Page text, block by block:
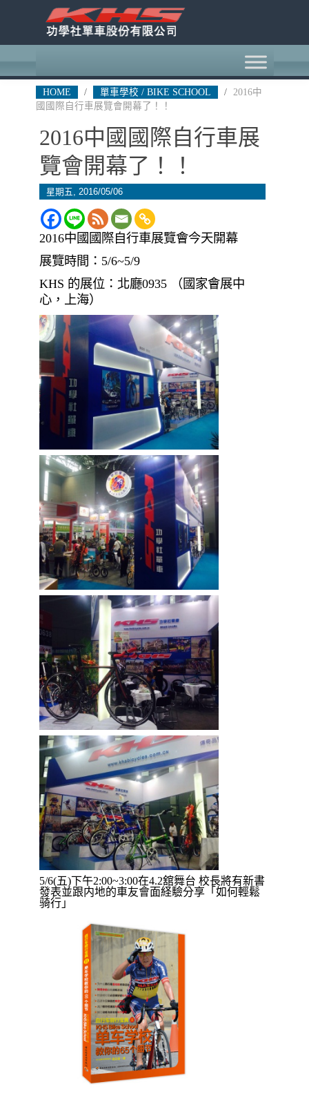
HOME / 單車學校 / BIKE SCHOOL /
2016中
國國際自行車展覽會開幕了！！
2016中國國際自行車展
覽會開幕了！！
星期五, 2016/05/06
2016中國國際自行車展覽會今天開幕
展覽時間：5/6~5/9
KHS 的展位：北廳0935 （國家會展中
心，上海）
5/6(五)下午2:00~3:00在4.2舘舞台 校長將有新書
發表並跟内地的車友會面経驗分享「如何輕鬆
骑行」